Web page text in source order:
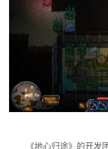
《地心归途》的开